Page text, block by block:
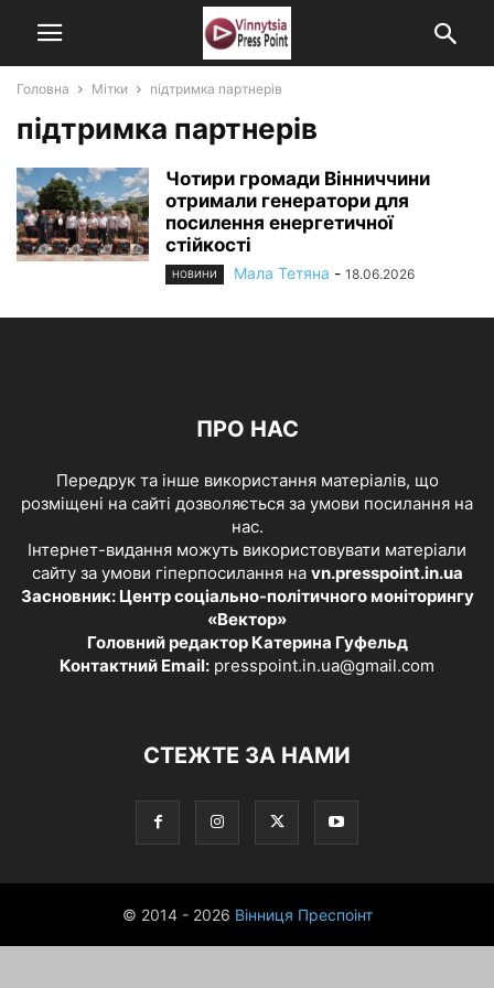
Головна Мітки підтримка партнерів
підтримка партнерів
Чотири громади Вінниччини
отримали генератори для
посилення енергетичної
стійкості
НОВИНИ Мала Тетяна - 18.06.2026
ПРО НАС
Передрук та інше використання матеріалів, що
розміщені на сайті дозволяється за умови посилання на
нас.
Інтернет-видання можуть використовувати матеріали
сайту за умови гіперпосилання на vn.presspoint.in.ua
Засновник: Центр соціально-політичного моніторингу
«Вектор»
Головний редактор Катерина Гуфельд
Контактний Email: presspoint.in.ua@gmail.com
СТЕЖТЕ ЗА НАМИ
© 2014 - 2026 Вінниця Преспоінт